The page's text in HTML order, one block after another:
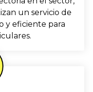
un servicio de
y eficiente para